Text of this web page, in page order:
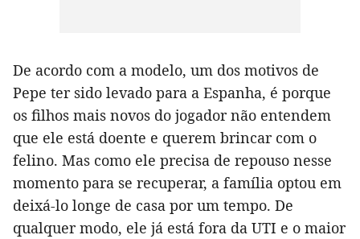
De acordo com a modelo, um dos motivos de
Pepe ter sido levado para a Espanha, é porque
os filhos mais novos do jogador não entendem
que ele está doente e querem brincar com o
felino. Mas como ele precisa de repouso nesse
momento para se recuperar, a família optou em
deixá-lo longe de casa por um tempo. De
qualquer modo, ele já está fora da UTI e o maior